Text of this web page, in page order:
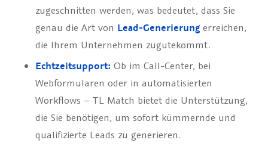
zugeschnitten werden, was bedeutet, dass Sie
genau die Art von Lead-Generierungerreichen,
die Ihrem Unternehmen zugutekommt.
Echtzeitsupport: Ob im Call-Center, bei
Webformularen oder in automatisierten
Workflows – TL Match bietet die Unterstützung,
die Sie benötigen, um sofort kümmernde und
qualifizierte Leads zu generieren.